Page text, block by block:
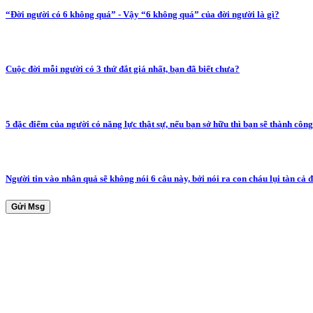
“Đời người có 6 không quá” - Vậy “6 không quá” của đời người là gì?
Cuộc đời mỗi người có 3 thứ đắt giá nhất, bạn đã biết chưa?
5 đặc điểm của người có năng lực thật sự, nếu bạn sở hữu thì bạn sẽ thành công
Người tin vào nhân quả sẽ không nói 6 câu này, bởi nói ra con cháu lụi tàn cả
Gửi Msg